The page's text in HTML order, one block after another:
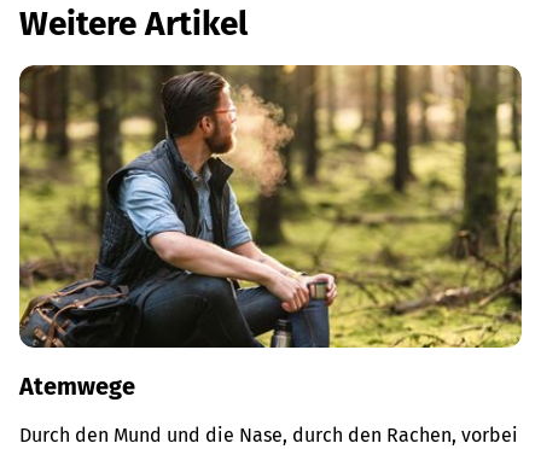
Weitere Artikel
Atemwege
Durch den Mund und die Nase, durch den Rachen, vorbei